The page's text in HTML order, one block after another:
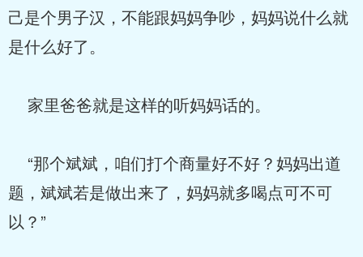
己是个男子汉，不能跟妈妈争吵，妈妈说什么就
是什么好了。
家里爸爸就是这样的听妈妈话的。
“那个斌斌，咱们打个商量好不好？妈妈出道
题，斌斌若是做出来了，妈妈就多喝点可不可
以？”